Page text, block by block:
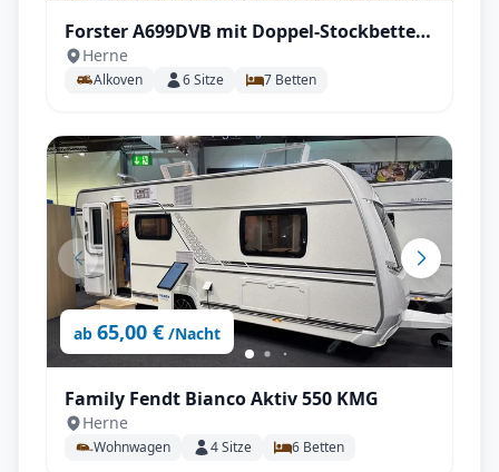
Forster A699DVB mit Doppel-Stockbetten
für bis zu 6 Personen!
Herne
Alkoven 6Sitze 7 Betten
ab 65,00 € /Nacht
Family Fendt Bianco Aktiv 550 KMG
Herne
Wohnwagen 4Sitze 6 Betten